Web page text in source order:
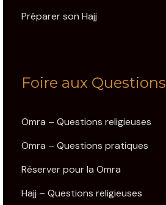
Préparer son Hajj
Foire aux Questions
Omra – Questions religieuses
Omra – Questions pratiques
Réserver pour la Omra
Hajj – Questions religieuses